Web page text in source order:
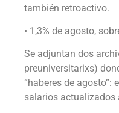
también retroactivo.
• 1,3% de agosto,
Se adjuntan dos
preuniversitarixs)
“haberes de agosto”:
salarios actualizados